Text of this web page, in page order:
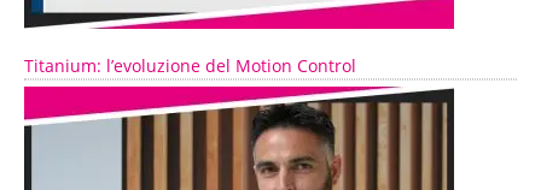
Titanium: l’evoluzione del Motion Control